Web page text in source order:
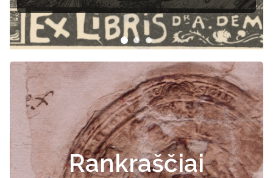
Rankraščiai